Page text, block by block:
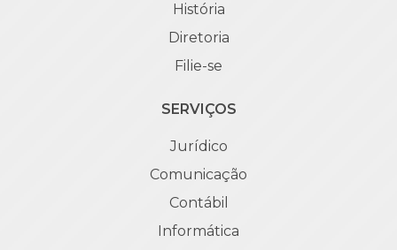
História
Diretoria
Filie-se
SERVIÇOS
Jurídico
Comunicação
Contábil
Informática